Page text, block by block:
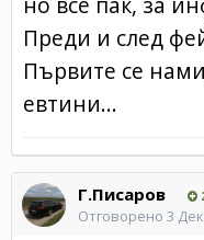
Преди и след
Първите се
евтини...
Г.Писаров
Отговорено 3